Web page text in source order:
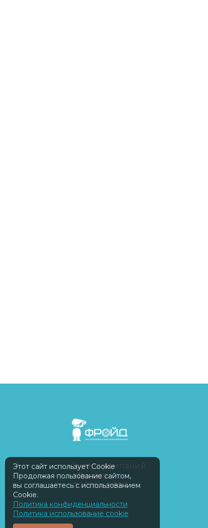
FreudGroup
Группа компаний
«Фройд»
©2009—2026
ISOMORPH
Этот сайт использует Cookie
Продолжая пользование сайтом,
вы соглашаетесь с использованием
Cookie.
Политика конфиденциальности
Политика использование cookie